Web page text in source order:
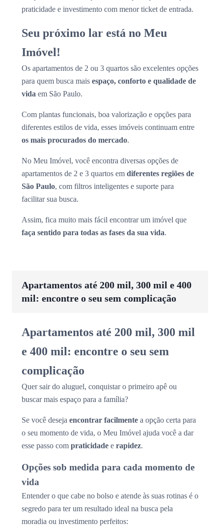
praticidade e investimento com menor ticket de entrada.
Seu próximo lar está no Meu
Imóvel!
Os apartamentos de 2 ou 3 quartos são excelentes opções
para quem busca mais espaço, conforto e qualidade de
vida em São Paulo.
Com plantas funcionais, boa valorização e opções para
diferentes estilos de vida, esses imóveis continuam entre
os mais procurados do mercado.
No Meu Imóvel, você encontra diversas opções de
apartamentos de 2 e 3 quartos em diferentes regiões de
São Paulo, com filtros inteligentes e suporte para
facilitar sua busca.
Assim, fica muito mais fácil encontrar um imóvel que
faça sentido para todas as fases da sua vida.
Apartamentos até 200 mil, 300 mil e 400
mil: encontre o seu sem complicação
Apartamentos até 200 mil, 300 mil
e 400 mil: encontre o seu sem
complicação
Quer sair do aluguel, conquistar o primeiro apê ou
buscar mais espaço para a família?
Se você deseja encontrar facilmente a opção certa para
o seu momento de vida, o Meu Imóvel ajuda você a dar
esse passo com praticidade e rapidez.
Opções sob medida para cada momento de
vida
Entender o que cabe no bolso e atende às suas rotinas é o
segredo para ter um resultado ideal na busca pela
moradia ou investimento perfeitos: